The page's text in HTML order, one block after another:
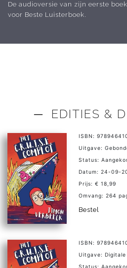
De audioversie van zijn eerste
voor Beste Luisterboek.
─ EDITIES &
ISBN:
Uitgave:
Status:
Datum: 24-09-
Prijs: € 18,99
Omvang: 264
Bestel
ISBN:
Uitgave: Digitale
Status: